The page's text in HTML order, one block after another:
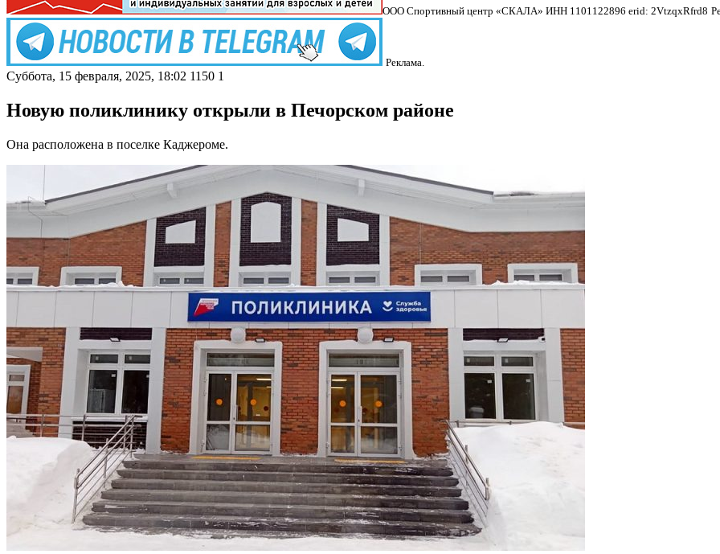
ООО Спортивный центр «СКАЛА» ИНН 1101122896 erid: 2VtzqxRfrd8
Реклама.
Суббота, 15 февраля, 2025, 18:02 1150 1
Новую поликлинику открыли в Печорском районе
Она расположена в поселке Каджероме.